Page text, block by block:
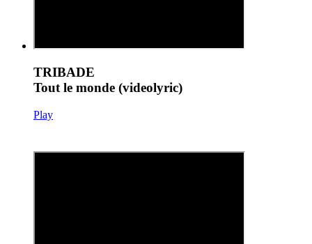
TRIBADE
Tout le monde (videolyric)
Play